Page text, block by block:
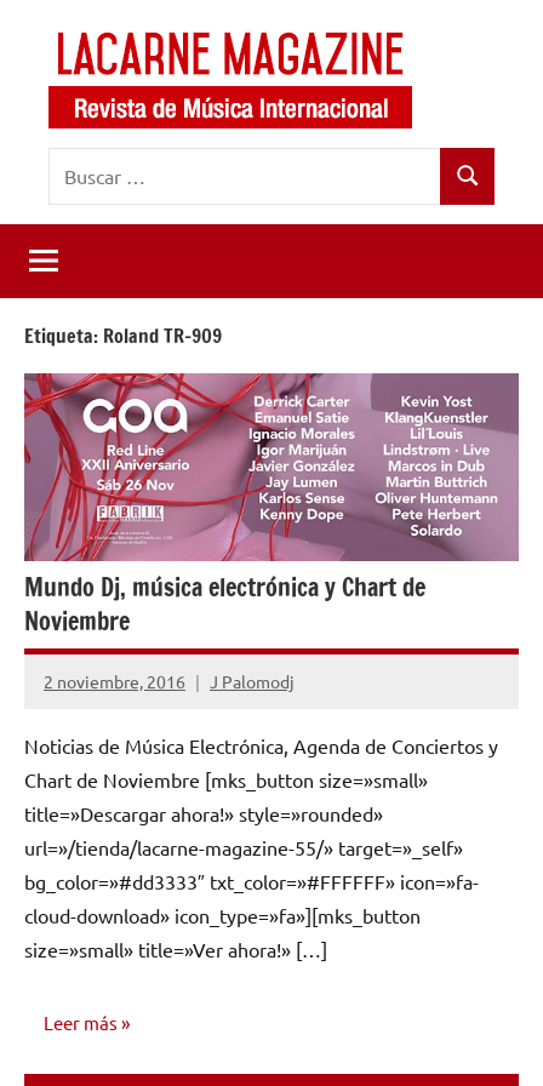
contenido
LaCarne
Magazine
de
música
internacional
Buscar
Etiqueta: Roland TR-909
Mundo Dj, música electrónica y Chart de
Noviembre
2 noviembre, 2016 J Palomodj
No
comentarios
Noticias de Música Electrónica, Agenda de Conciertos y
Chart de Noviembre [mks_button size=»small»
title=»Descargar ahora!» style=»rounded»
url=»/tienda/lacarne-magazine-55/» target=»_self»
bg_color=»#dd3333″ txt_color=»#FFFFFF» icon=»fa-
cloud-download» icon_type=»fa»][mks_button
size=»small» title=»Ver ahora!» […]
Leer más